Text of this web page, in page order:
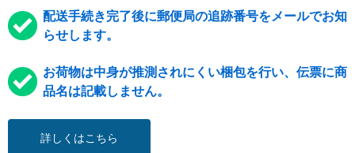
配送手続き完了後に郵便局の追跡番号をメールでお知
らせします。
お荷物は中身が推測されにくい梱包を行い、伝票に商
品名は記載しません。
詳しくはこちら